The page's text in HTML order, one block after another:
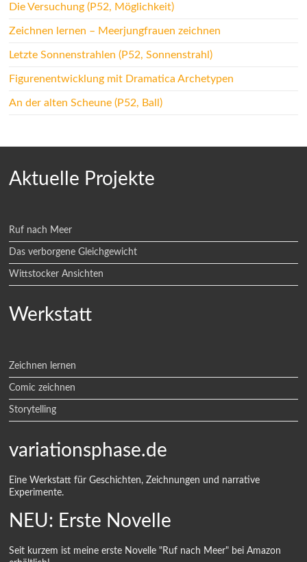
Die Versuchung (P52, Möglichkeit)
Zeichnen lernen – Meerjungfrauen zeichnen
Letzte Sonnenstrahlen (P52, Sonnenstrahl)
Figurenentwicklung mit Dramatica Archetypen
An der alten Scheune (P52, Ball)
Aktuelle Projekte
Ruf nach Meer
Das verborgene Gleichgewicht
Wittstocker Ansichten
Werkstatt
Zeichnen lernen
Comic zeichnen
Storytelling
variationsphase.de
Eine Werkstatt für Geschichten, Zeichnungen und narrative
Experimente.
NEU: Erste Novelle
Seit kurzem ist meine erste Novelle "Ruf nach Meer" bei Amazon